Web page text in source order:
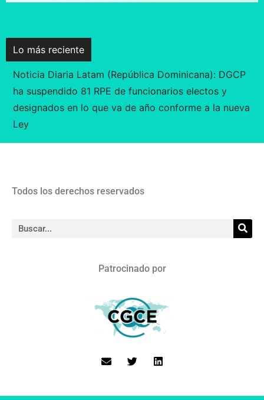
Lo más reciente
Noticia Diaria Latam (República Dominicana): DGCP
ha suspendido 81 RPE de funcionarios electos y
designados en lo que va de año conforme a la nueva
Ley
Todos los derechos reservados
Patrocinado por